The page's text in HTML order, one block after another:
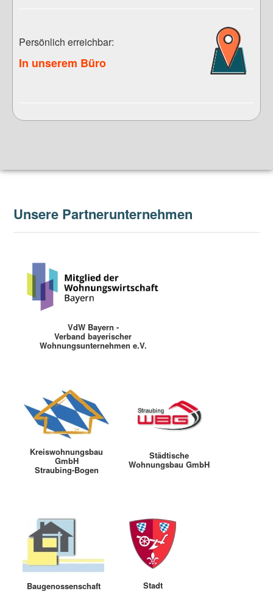
Persönlich erreichbar:
In unserem Büro
Unsere Partnerunternehmen
VdW Bayern -
Verband bayerischer
Wohnungsunternehmen e.V.
Kreiswohnungsbau
GmbH
Straubing-Bogen
Städtische
Wohnungsbau GmbH
Baugenossenschaft Stadt